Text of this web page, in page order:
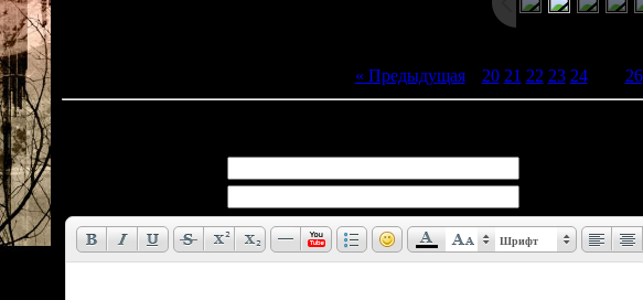
« Предыдущая| 20 21 22 23 24[ 26
Шрифт